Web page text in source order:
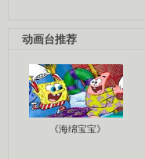
动画台推荐
《海绵宝宝》